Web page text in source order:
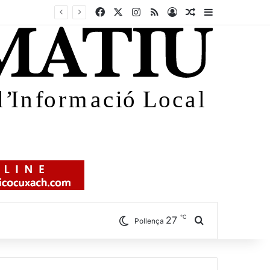
Facebook Instagram
RSS Iniciar sessió
Article aleatori
Pollença 27 ℃ Cercar